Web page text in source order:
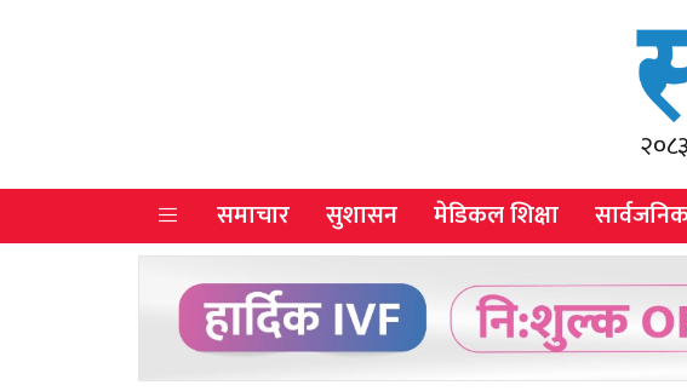
समाचार सुशासन मेडिकल शिक्षा